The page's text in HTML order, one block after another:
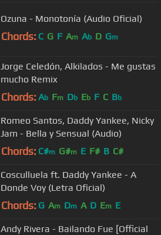
Ozuna - Monotonía (Audio Oficial)
Chords: C G F Am Ab D Gm
Jorge Celedón, Alkilados - Me gustas
mucho Remix
Chords: Ab Fm Db Eb F C Bb
Romeo Santos, Daddy Yankee, Nicky
Jam - Bella y Sensual (Audio)
Chords: C#m G#m E F# B C#
Cosculluela ft. Daddy Yankee - A
Donde Voy (Letra Oficial)
Chords: G Am Dm A D Em E
Andy Rivera - Bailando Fue [Official